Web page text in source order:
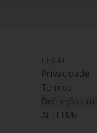
LEGAL
Privacidade
Termos
Definições
AI · LLMs